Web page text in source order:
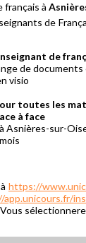
français à
de
de
de
visio
toutes les
à face
à Asnières-sur-
https://